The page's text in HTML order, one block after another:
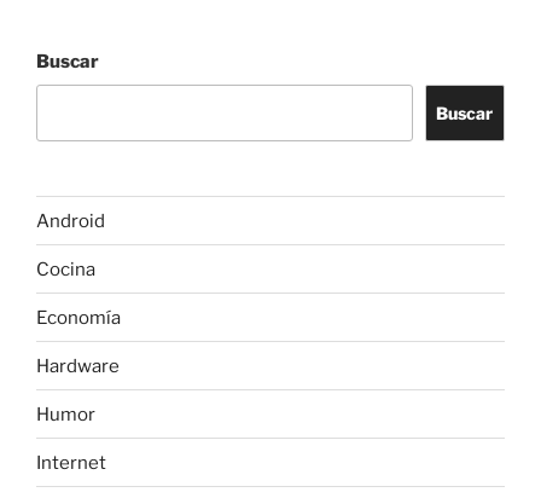
e
b
o
k
A
p
a
m
dI
n
a
m
ar
tir
Buscar
Buscar
Android
Cocina
Economía
Hardware
Humor
Internet